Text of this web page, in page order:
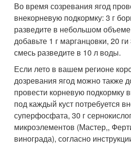
Во время созревания ягод
внекорневую подкормку: 3 г
разведите в небольшом
добавьте 1 г марганцовки, 20
смесь разведите в 10 л воды.
Если лето в вашем регионе
дозревания ягод можно также
провести корневую подкормку
под каждый куст потребуется
суперфосфата, 30 г
микроэлементов (Мастер,,
винограда), согласно